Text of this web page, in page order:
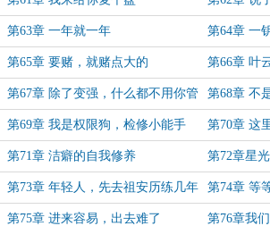
第63章 一年就一年 第64章 一
第65章 要赌，就赌点大的 第66章 叶
第67章 除了变强，什么都不用你管 第68章 不
第69章 我是权限狗，检修小能手 第70章 这
第71章 洁癖的自我修养 第72章星
第73章 年轻人，先去祖安历练几年 第74章 等
第75章 进来容易，出去难了 第76章我